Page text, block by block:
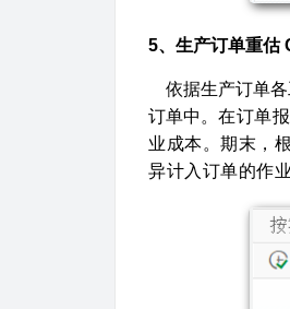
5、生产订单重估
依据生产订单各
订单中。 在订单
业成本。期末，
异计入订单的作业